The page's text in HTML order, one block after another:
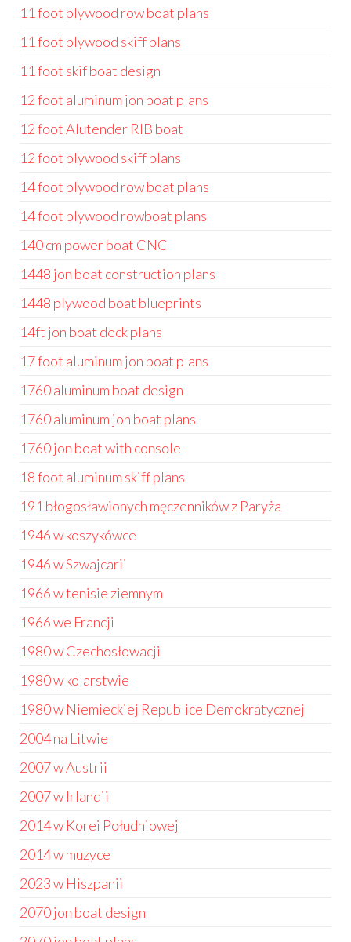
11 foot plywood row boat plans
11 foot plywood skiff plans
11 foot skif boat design
12 foot aluminum jon boat plans
12 foot Alutender RIB boat
12 foot plywood skiff plans
14 foot plywood row boat plans
14 foot plywood rowboat plans
140 cm power boat CNC
1448 jon boat construction plans
1448 plywood boat blueprints
14ft jon boat deck plans
17 foot aluminum jon boat plans
1760 aluminum boat design
1760 aluminum jon boat plans
1760 jon boat with console
18 foot aluminum skiff plans
191 błogosławionych męczenników z Paryża
1946 w koszykówce
1946 w Szwajcarii
1966 w tenisie ziemnym
1966 we Francji
1980 w Czechosłowacji
1980 w kolarstwie
1980 w Niemieckiej Republice Demokratycznej
2004 na Litwie
2007 w Austrii
2007 w Irlandii
2014 w Korei Południowej
2014 w muzyce
2023 w Hiszpanii
2070 jon boat design